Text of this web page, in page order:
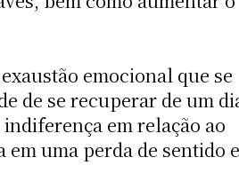
emocional que se
de se recuperar de um
em relação ao
uma perda de sentido e